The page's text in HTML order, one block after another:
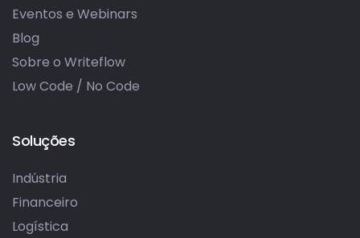
Eventos e Webinars
Blog
Sobre o Writeflow
Low Code / No Code
Soluções
Indústria
Financeiro
Logística